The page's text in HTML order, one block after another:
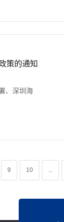
策的通知
、深圳海
9 10 ...